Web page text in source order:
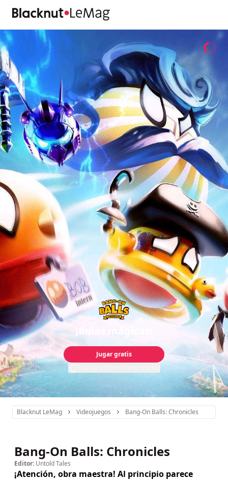
Jugar gratis
Blacknut LeMag Videojuegos Bang-On Balls: Chronicles
Bang-On Balls: Chronicles
Editor: Untold Tales
¡Atención, obra maestra! Al principio parece